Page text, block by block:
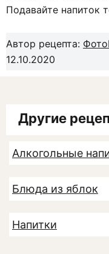
Подавайте напиток
Автор рецепта:
12.10.2020
Другие
Алкогольные
Блюда из яблок
Напитки